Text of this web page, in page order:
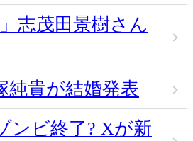
」志茂田景樹さん
純貴が結婚発表
ンビ終了? Xが新